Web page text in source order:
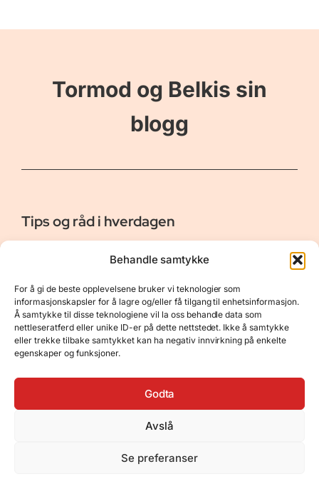
Behandle samtykke
For å gi de beste opplevelsene bruker vi teknologier som
informasjonskapsler for å lagre og/eller få tilgang til enhetsinformasjon.
Å samtykke til disse teknologiene vil la oss behandle data som
nettleseratferd eller unike ID-er på dette nettstedet. Ikke å samtykke
eller trekke tilbake samtykket kan ha negativ innvirkning på enkelte
egenskaper og funksjoner.
Godta
Avslå
Se preferanser
Tormod og Belkis sin
blogg
Tips og råd i hverdagen
Er vår bloggside hvor vi ønsker å dele våre opplevelser og
gi deg råd og tips innen reiser, hotell - og restauranter,
naturopplevelser, personlig pleie, data, film og bøker m.m.
Nyttige Linker
Om oss
Kontakt
Resurser
Personvernerklæring
Opphavsrett
GeneratePress•Hosted by